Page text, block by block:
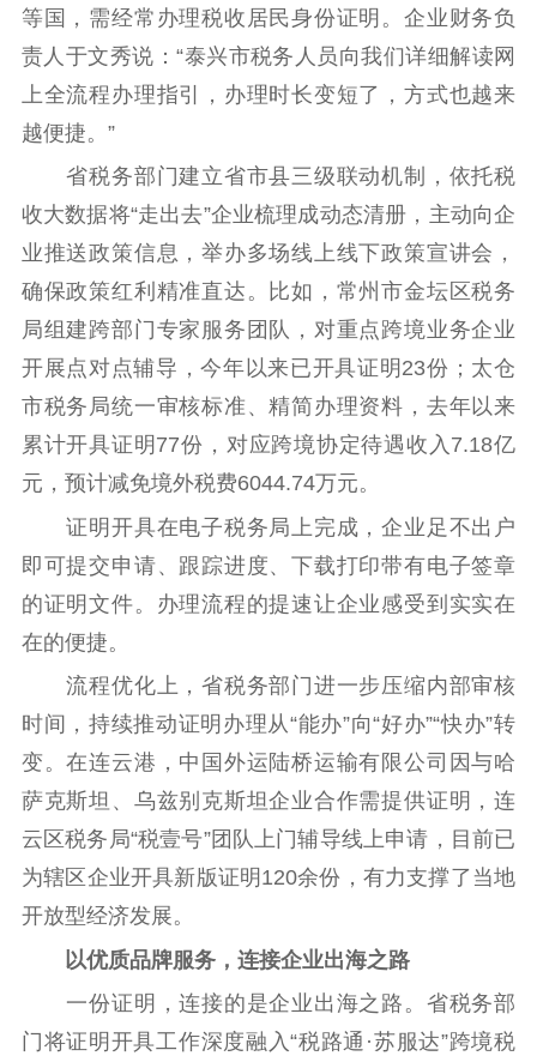
等国，需经常办理税收居民身份证明。企业财务负
责人于文秀说：“泰兴市税务人员向我们详细解读网
上全流程办理指引，办理时长变短了，方式也越来
越便捷。”
省税务部门建立省市县三级联动机制，依托税
收大数据将“走出去”企业梳理成动态清册，主动向企
业推送政策信息，举办多场线上线下政策宣讲会，
确保政策红利精准直达。比如，常州市金坛区税务
局组建跨部门专家服务团队，对重点跨境业务企业
开展点对点辅导，今年以来已开具证明23份；太仓
市税务局统一审核标准、精简办理资料，去年以来
累计开具证明77份，对应跨境协定待遇收入7.18亿
元，预计减免境外税费6044.74万元。
证明开具在电子税务局上完成，企业足不出户
即可提交申请、跟踪进度、下载打印带有电子签章
的证明文件。办理流程的提速让企业感受到实实在
在的便捷。
流程优化上，省税务部门进一步压缩内部审核
时间，持续推动证明办理从“能办”向“好办”“快办”转
变。在连云港，中国外运陆桥运输有限公司因与哈
萨克斯坦、乌兹别克斯坦企业合作需提供证明，连
云区税务局“税壹号”团队上门辅导线上申请，目前已
为辖区企业开具新版证明120余份，有力支撑了当地
开放型经济发展。
以优质品牌服务，连接企业出海之路
一份证明，连接的是企业出海之路。省税务部
门将证明开具工作深度融入“税路通·苏服达”跨境税